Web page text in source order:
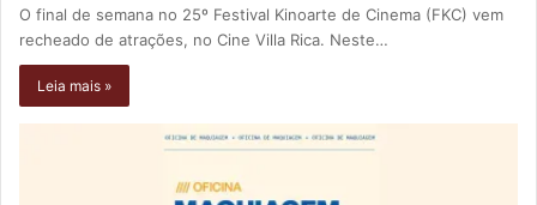
O final de semana no 25º Festival Kinoarte de Cinema (FKC) vem
recheado de atrações, no Cine Villa Rica. Neste…
Leia mais »